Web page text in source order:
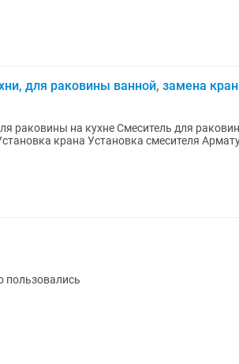
для раковины ванной, замена
пользовались